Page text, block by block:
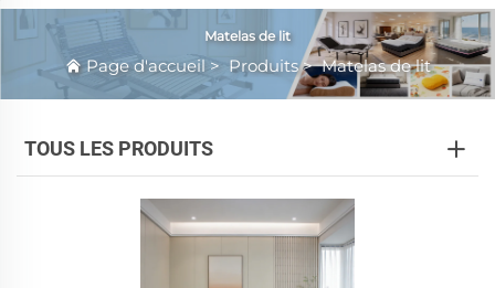
Matelas de lit
Page d'accueil > Produits>Matelas de lit
TOUS LES PRODUITS